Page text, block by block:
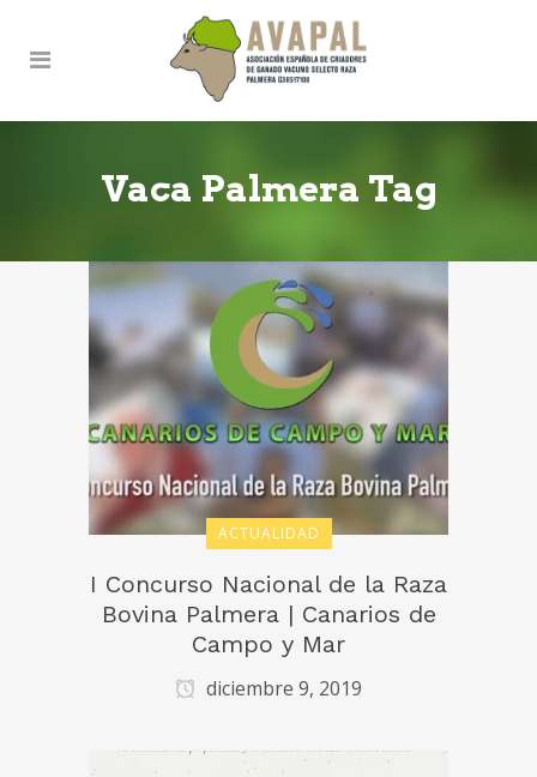
Vaca Palmera Tag
ACTUALIDAD
I Concurso Nacional de la Raza
Bovina Palmera | Canarios de
Campo y Mar
diciembre 9, 2019